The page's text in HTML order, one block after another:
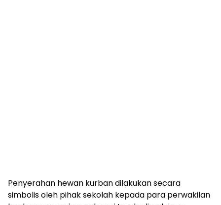
Penyerahan hewan kurban dilakukan secara
simbolis oleh pihak sekolah kepada para perwakilan